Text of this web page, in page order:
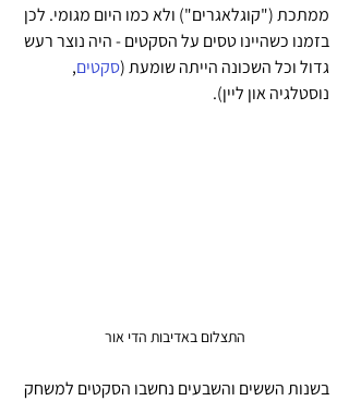
ממתכת ("קוגלאגרים") ולא כמו היום מגומי. לכן
בזמנו כשהיינו טסים על הסקטים - היה נוצר רעש
גדול וכל השכונה הייתה שומעת (סקטים,
נוסטלגיה און ליין).
התצלום באדיבות הדי אור
בשנות הששים והשבעים נחשבו הסקטים למשחק